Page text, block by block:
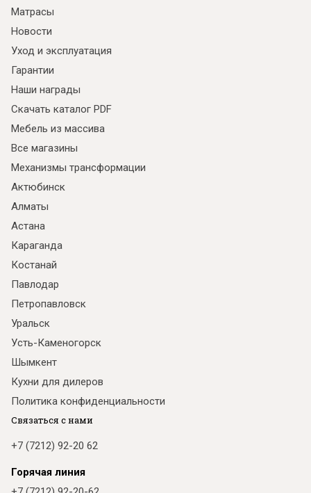
Матрасы
Новости
Уход и эксплуатация
Гарантии
Наши награды
Скачать каталог PDF
Мебель из массива
Все магазины
Механизмы трансформации
Актюбинск
Алматы
Астана
Караганда
Костанай
Павлодар
Петропавловск
Уральск
Усть-Каменогорск
Шымкент
Кухни для дилеров
Политика конфиденциальности
Связаться с нами
+7 (7212) 92-20 62
Горячая линия